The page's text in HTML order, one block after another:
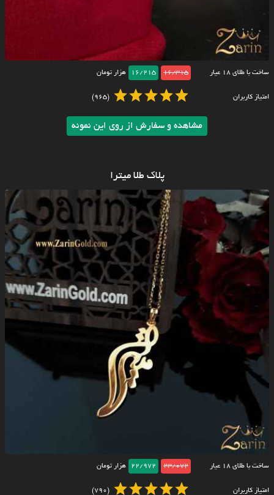
ساخت با طلای ۱۸ عیار 16/315
16/215 هزار تومان
امتیاز کاربران (965)
مشاهده و سفارش از روی این نمونه
پلاک طلا میترا
ساخت با طلای ۱۸ عیار 23/072
22/972 هزار تومان
امتیاز کاربران (790)